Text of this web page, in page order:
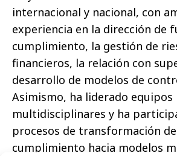
internacional y nacional, con
experiencia en la dirección de
cumplimiento, la gestión de
financieros, la relación con
desarrollo de modelos de
Asimismo, ha liderado equipos
multidisciplinares y ha
procesos de transformación
cumplimiento hacia modelos